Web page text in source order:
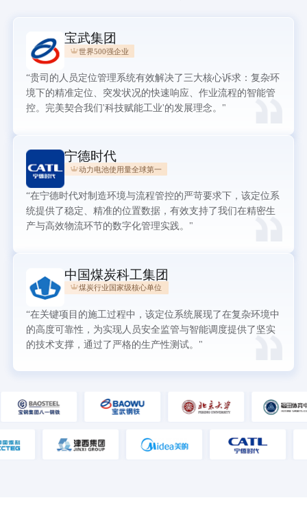
宝武集团
世界500强企业
“贵司的人员定位管理系统有效解决了三大核心诉求：复杂环
境下的精准定位、突发状况的快速响应、作业流程的智能管
控。完美契合我们'科技赋能工业'的发展理念。"
宁德时代
动力电池使用量全球第一
“在宁德时代对制造环境与流程管控的严苛要求下，该定位系
统提供了稳定、精准的位置数据，有效支持了我们在精密生
产与高效物流环节的数字化管理实践。"
中国煤炭科工集团
煤炭行业国家级核心单位
“在关键项目的施工过程中，该定位系统展现了在复杂环境中
的高度可靠性，为实现人员安全监管与智能调度提供了坚实
的技术支撑，通过了严格的生产性测试。"